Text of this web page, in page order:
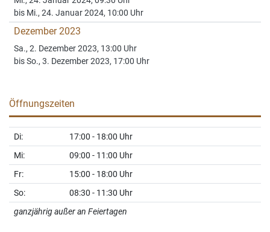
bis Mi., 24. Januar 2024, 10:00 Uhr
Dezember 2023
Sa., 2. Dezember 2023, 13:00 Uhr
bis So., 3. Dezember 2023, 17:00 Uhr
Öffnungszeiten
Di: 17:00 - 18:00 Uhr
Mi: 09:00 - 11:00 Uhr
Fr: 15:00 - 18:00 Uhr
So: 08:30 - 11:30 Uhr
ganzjährig außer an Feiertagen